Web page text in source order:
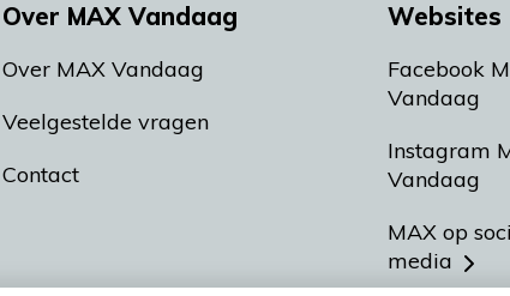
Over MAX Vandaag
Over MAX Vandaag
Veelgestelde vragen
Contact
Websites
Facebook
Vandaag
Instagram
Vandaag
MAX op
media